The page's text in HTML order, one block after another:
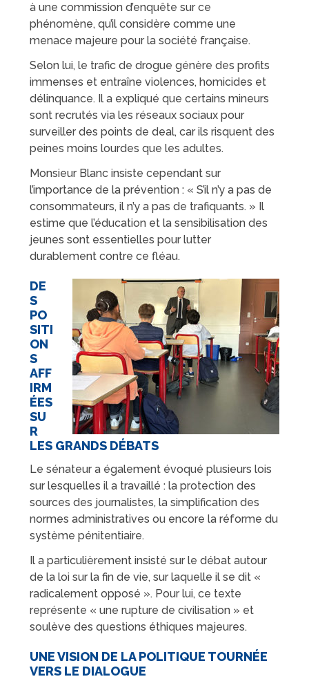
à une commission d’enquête sur ce
phénomène, qu’il considère comme une
menace majeure pour la société française.
Selon lui, le trafic de drogue génère des profits
immenses et entraîne violences, homicides et
délinquance. Il a expliqué que certains mineurs
sont recrutés via les réseaux sociaux pour
surveiller des points de deal, car ils risquent des
peines moins lourdes que les adultes.
Monsieur Blanc insiste cependant sur
l’importance de la prévention : « S’il n’y a pas de
consommateurs, il n’y a pas de trafiquants. » Il
estime que l’éducation et la sensibilisation des
jeunes sont essentielles pour lutter
durablement contre ce fléau.
DE
S
PO
SITI
ON
S
AFF
IRM
ÉES
SU
R
LES GRANDS DÉBATS
Le sénateur a également évoqué plusieurs lois
sur lesquelles il a travaillé : la protection des
sources des journalistes, la simplification des
normes administratives ou encore la réforme du
système pénitentiaire.
Il a particulièrement insisté sur le débat autour
de la loi sur la fin de vie, sur laquelle il se dit «
radicalement opposé ». Pour lui, ce texte
représente « une rupture de civilisation » et
soulève des questions éthiques majeures.
UNE VISION DE LA POLITIQUE TOURNÉE
VERS LE DIALOGUE